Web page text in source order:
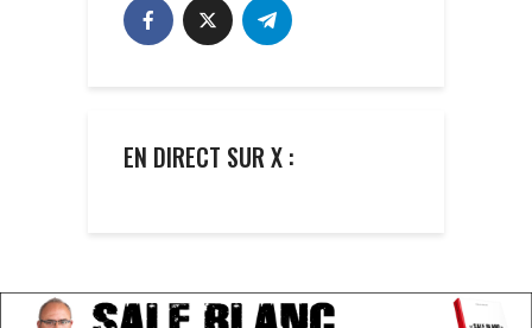
EN DIRECT SUR X :